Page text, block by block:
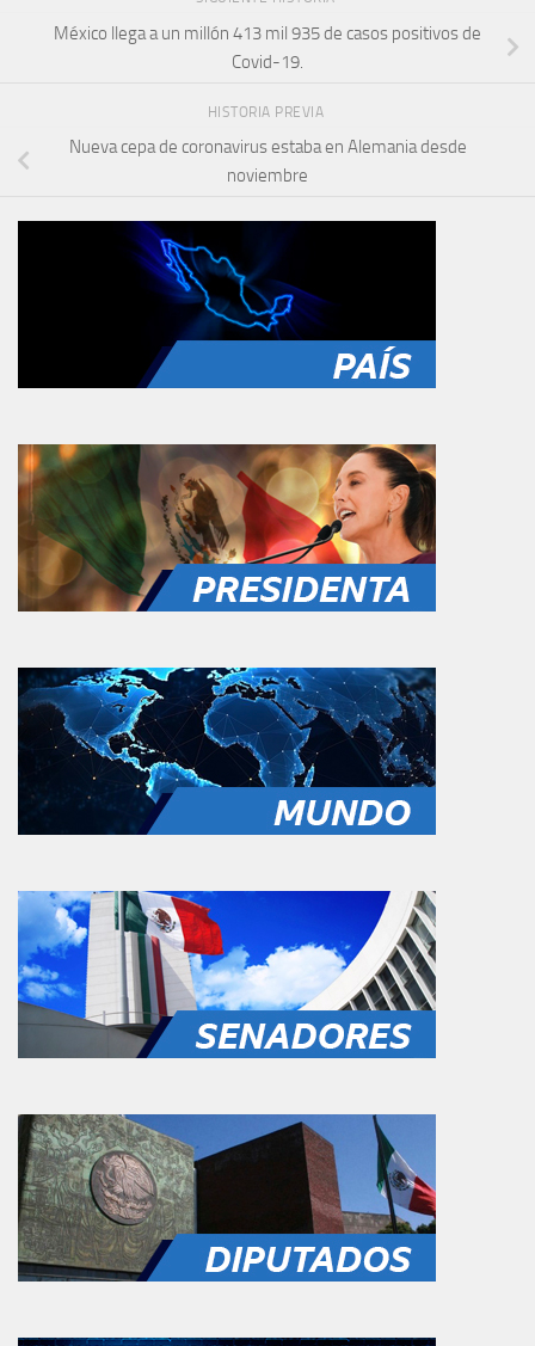
México llega a un millón 413 mil 935 de casos positivos de
Covid-19.
HISTORIA PREVIA
Nueva cepa de coronavirus estaba en Alemania desde
noviembre